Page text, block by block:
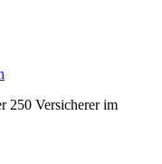
250 Versicherer im